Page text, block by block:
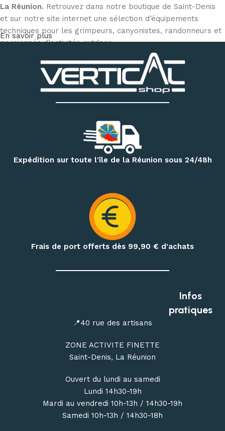
La Réunion. Retrouvez dans notre boutique de Saint-Denis
et sur notre site internet une sélection d’équipements
techniques pour les grimpeurs, canyonistes, randonneurs et
passionnés d’activités outdoor.
Découvrez notre matériel d’escalade et de canyoning :
chaussons d’escalade, baudriers, cordes, mousquetons,
descendeurs, systèmes d’assurage, casques, sacs
techniques et accessoires. Notre magasin dispose
modèles de chaussons selon votre pratique et la forme de
Pour vos randonnées à Mafate, Cilaos, Salazie, au volcan ou
d’hydratation et produits de nutrition outdoor
Préparez également vos treks et nuits en pleine nature
avec notre matériel de bivouac : réchauds, cartouches de
gaz à visser, popotes, couverts, hamacs, moustiquaires,
livraison de votre matériel d’escalade, de canyoning, de
randonnée et de bivouac partout à La Réunion.
En savoir plus
Expédition sur toute l'île de la Réunion sous 24/48h
Frais de port offerts dès 99,90 € d'achats
Infos
pratiques
📍40 rue des artisans
ZONE ACTIVITE FINETTE
Saint-Denis, La Réunion
Ouvert du lundi au samedi
Lundi 14h30-19h
Mardi au vendredi 10h-13h / 14h30-19h
Samedi 10h-13h / 14h30-18h